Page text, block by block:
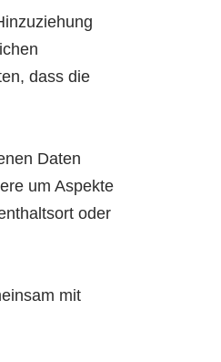
dass die
Daten
um Aspekte
oder
mit